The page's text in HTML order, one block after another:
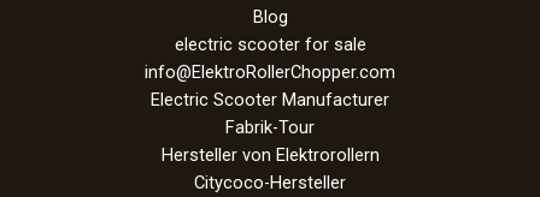
Blog
electric scooter for sale
info@ElektroRollerChopper.com
Electric Scooter Manufacturer
Fabrik-Tour
Hersteller von Elektrorollern
Citycoco-Hersteller